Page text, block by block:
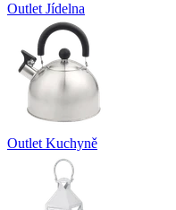
Outlet Jídelna
Outlet Kuchyně